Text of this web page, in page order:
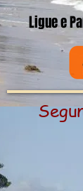
Ligue e